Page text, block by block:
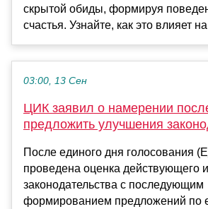
скрытой обиды, формируя
счастья. Узнайте, как это влияет
03:00, 13 Сен
ЦИК заявил о намерении
предложить улучшения
После единого дня голосования
проведена оценка действующего
законодательства с последующим
формированием предложений по